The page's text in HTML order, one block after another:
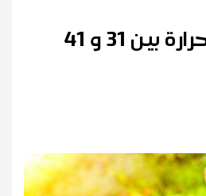
طقس اليوم: الحرارة بين 31 و 41